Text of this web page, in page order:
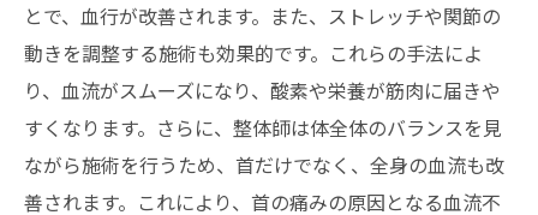
とで、血行が改善されます。また、ストレッチや関節の
動きを調整する施術も効果的です。これらの手法によ
り、血流がスムーズになり、酸素や栄養が筋肉に届きや
すくなります。さらに、整体師は体全体のバランスを見
ながら施術を行うため、首だけでなく、全身の血流も改
善されます。これにより、首の痛みの原因となる血流不